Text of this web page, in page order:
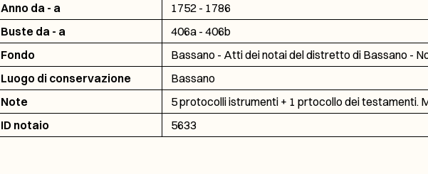
Anno da - a
1752 - 1786
Buste da - a
406a - 406b
Fondo
Bassano - Atti dei notai del distretto di Bassano -
Luogo di conservazione
Bassano
Note
5 protocolli istrumenti + 1 prtocollo dei testamenti.
ID notaio
5633